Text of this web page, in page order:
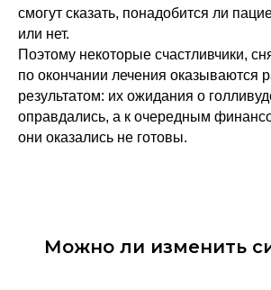
смогут сказать, понадобится ли
или нет.
Поэтому некоторые счастливчики,
по окончании лечения оказываются
результатом: их ожидания о
оправдались, а к очередным
они оказались не готовы.
Можно ли изменить